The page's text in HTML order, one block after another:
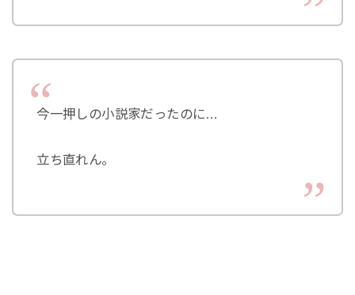
今一押しの小説家だったのに…
立ち直れん。